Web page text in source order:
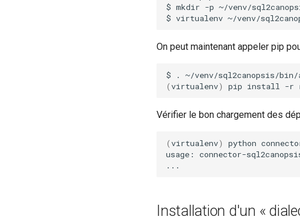
$ mkdir -p ~/venv/
$ virtualenv
On peut maintenant appeler pip
$ .
(virtualenv) pip install -r
Vérifier le bon chargement des
(virtualenv) python
usage:
connector-
Installation d'un «